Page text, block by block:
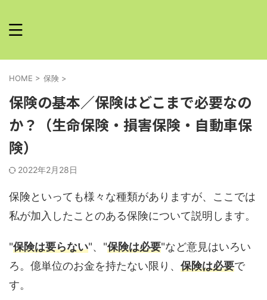
HOME > 保険 >
保険の基本／保険はどこまで必要なの
か？（生命保険・損害保険・自動車保
険）
2022年2月28日
保険といっても様々な種類がありますが、ここでは
私が加入したことのある保険について説明します。
"保険は要らない"、"保険は必要"など意見はいろい
ろ。億単位のお金を持たない限り、 保険は必要で
す。